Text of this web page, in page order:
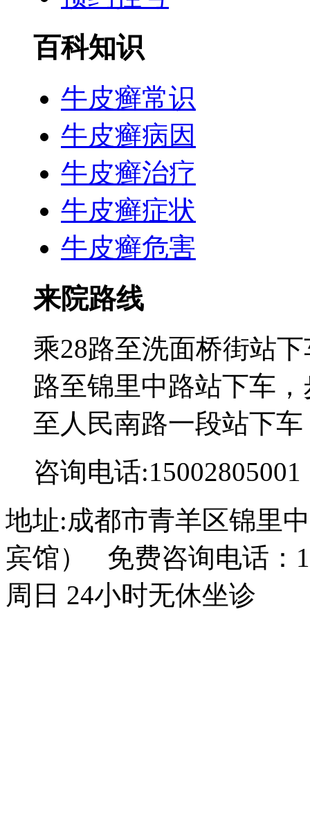
百科知识
牛皮癣常识
牛皮癣病因
牛皮癣治疗
牛皮癣症状
牛皮癣危害
来院路线
乘28路至洗面桥街站
路至锦里中路站下车
至人民南路一段站下
咨询电话:15002805001
地址:成都市青羊区锦里
宾馆） 免费咨询电话：
周日 24小时无休坐诊